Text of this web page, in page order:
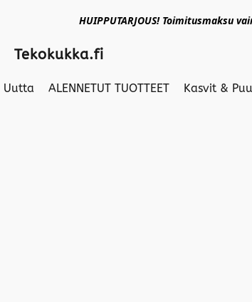
HUIPPUTARJOUS! Toimitusmaksu
Tekokukka.fi
Uutta ALENNETUT TUOTTEET Kasvit &